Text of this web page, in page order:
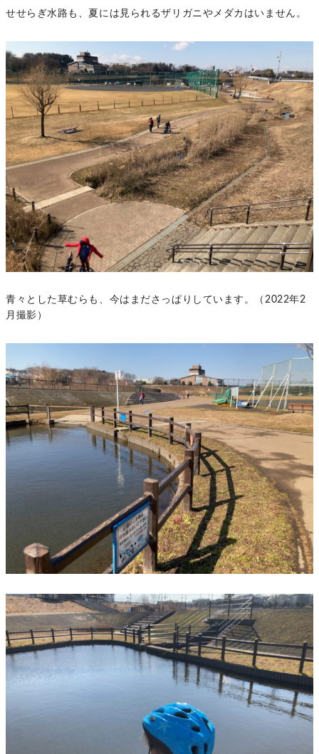
せせらぎ水路も、夏には見られるザリガニやメダカはいません。
青々とした草むらも、今はまださっぱりしています。（2022年2
月撮影）